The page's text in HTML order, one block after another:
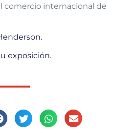
comercio internacional de
exposición.